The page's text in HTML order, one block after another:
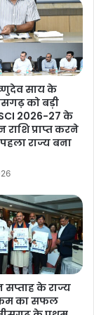
पात्र
निर्धारित की
अधिकार
आय ढाई लाख रूपए
किया जाए का
साय के
को बड़ी
2026-27 के
राशि प्राप्त करने
राज्य बना
सप्ताह के राज्य
का सफल